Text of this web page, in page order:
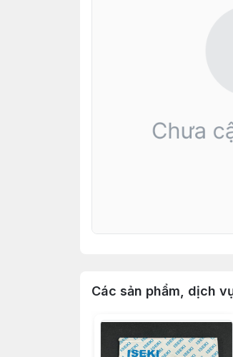
Các sản phẩm, dịch